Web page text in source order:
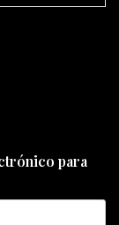
para